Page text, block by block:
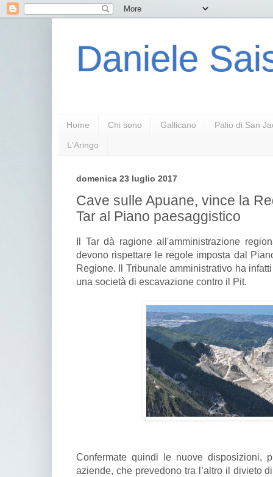
Daniele
Home Chi sono Gallicano Palio di San
L'Aringo
domenica 23 luglio 2017
Cave sulle Apuane, vince la
Tar al Piano paesaggistico
Il Tar dà ragione all'amministrazione
devono rispettare le regole imposta dal
Regione. Il Tribunale amministrativo ha
una società di escavazione contro il Pit.
Confermate quindi le nuove disposizioni,
aziende, che prevedono tra l’altro il divieto